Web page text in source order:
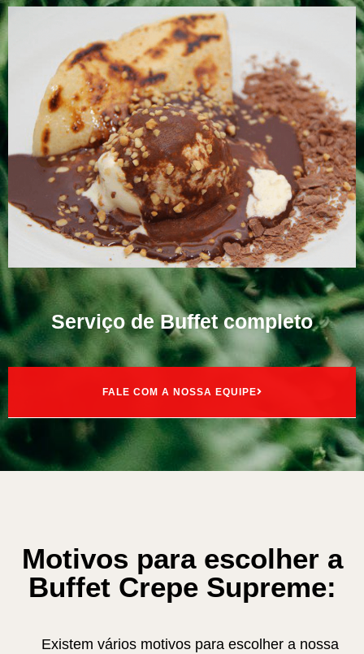
Serviço de Buffet completo
FALE COM A NOSSA EQUIPE
Motivos para escolher a
Buffet Crepe Supreme:
Existem vários motivos para escolher a nossa